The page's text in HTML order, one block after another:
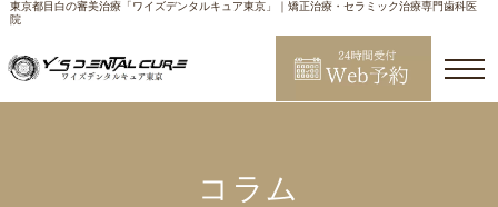
東京都目白の審美治療「ワイズデンタルキュア東京」｜矯正治療・セラミック治療専門歯科医
院
コラム